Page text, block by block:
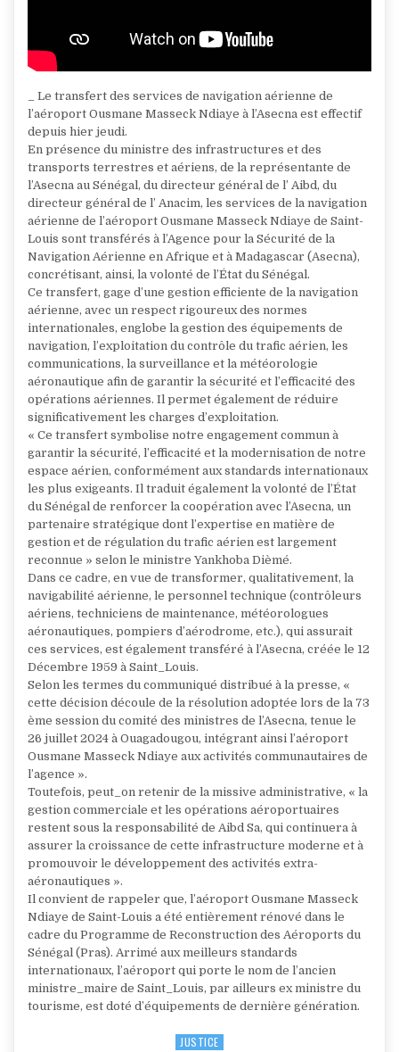
_ Le transfert des services de navigation aérienne de
l’aéroport Ousmane Masseck Ndiaye à l’Asecna est effectif
depuis hier jeudi.
En présence du ministre des infrastructures et des
transports terrestres et aériens, de la représentante de
l’Asecna au Sénégal, du directeur général de l’ Aibd, du
directeur général de l’ Anacim, les services de la navigation
aérienne de l’aéroport Ousmane Masseck Ndiaye de Saint-
Louis sont transférés à l’Agence pour la Sécurité de la
Navigation Aérienne en Afrique et à Madagascar (Asecna),
concrétisant, ainsi, la volonté de l’État du Sénégal.
Ce transfert, gage d’une gestion efficiente de la navigation
aérienne, avec un respect rigoureux des normes
internationales, englobe la gestion des équipements de
navigation, l’exploitation du contrôle du trafic aérien, les
communications, la surveillance et la météorologie
aéronautique afin de garantir la sécurité et l’efficacité des
opérations aériennes. Il permet également de réduire
significativement les charges d’exploitation.
« Ce transfert symbolise notre engagement commun à
garantir la sécurité, l’efficacité et la modernisation de notre
espace aérien, conformément aux standards internationaux
les plus exigeants. Il traduit également la volonté de l’État
du Sénégal de renforcer la coopération avec l’Asecna, un
partenaire stratégique dont l’expertise en matière de
gestion et de régulation du trafic aérien est largement
reconnue » selon le ministre Yankhoba Dièmé.
⁠Dans ce cadre, en vue de transformer, qualitativement, la
navigabilité aérienne, le personnel technique (contrôleurs
aériens, techniciens de maintenance, météorologues
aéronautiques, pompiers d’aérodrome, etc.), qui assurait
ces services, est également transféré à l’Asecna, créée le 12
Décembre 1959 à Saint_Louis.
Selon les termes du communiqué distribué à la presse, «
cette décision découle de la résolution adoptée lors de la 73
ème session du comité des ministres de l’Asecna, tenue le
26 juillet 2024 à Ouagadougou, intégrant ainsi l’aéroport
Ousmane Masseck Ndiaye aux activités communautaires de
l’agence ».
Toutefois, peut_on retenir de la missive administrative, « la
gestion commerciale et les opérations aéroportuaires
restent sous la responsabilité de Aibd Sa, qui continuera à
assurer la croissance de cette infrastructure moderne et à
promouvoir le développement des activités extra-
aéronautiques ».
Il convient de rappeler que, l’aéroport Ousmane Masseck
Ndiaye de Saint-Louis a été entièrement rénové dans le
cadre du Programme de Reconstruction des Aéroports du
Sénégal (Pras). Arrimé aux meilleurs standards
internationaux, l’aéroport qui porte le nom de l’ancien
ministre_maire de Saint_Louis, par ailleurs ex ministre du
tourisme, est doté d’équipements de dernière génération.
Posted
JUSTICE